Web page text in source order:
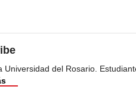
Universidad del Rosario.